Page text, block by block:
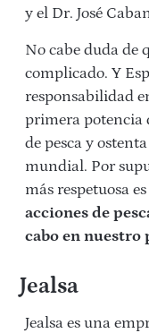
y el Dr. José
No cabe duda de
complicado. Y
responsabilidad
primera potencia
de pesca y
mundial. Por
más respetuosa
acciones de
cabo en nuestro
Jealsa
Jealsa es una